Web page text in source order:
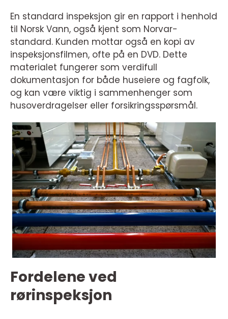
En standard inspeksjon gir en rapport i henhold
til Norsk Vann, også kjent som Norvar-
standard. Kunden mottar også en kopi av
inspeksjonsfilmen, ofte på en DVD. Dette
materialet fungerer som verdifull
dokumentasjon for både huseiere og fagfolk,
og kan være viktig i sammenhenger som
husoverdragelser eller forsikringsspørsmål.
Fordelene ved
rørinspeksjon